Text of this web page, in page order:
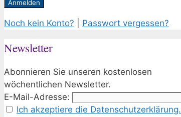
Noch kein Konto? Passwort vergessen?
Newsletter
Abonnieren Sie unseren kostenlosen
wöchentlichen Newsletter.
E-Mail-Adresse:
Ich akzeptiere die Datenschutzerklärung.